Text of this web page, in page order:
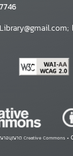
าอนุญาต Creative Commons •